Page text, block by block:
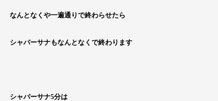
なんとなくや一遍通りで終わらせたら
シャバーサナもなんとなくで終わります
シャバーサナ5分は